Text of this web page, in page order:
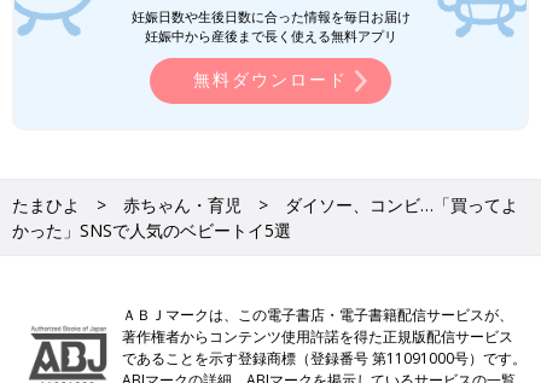
妊娠日数や生後日数に合った情報を毎日お届け
妊娠中から産後まで長く使える無料アプリ
無料ダウンロード
たまひよ 赤ちゃん・育児
ダイソー、コンビ…「買ってよ
かった」SNSで人気のベビートイ5選
ＡＢＪマークは、この電子書店・電子書籍配信サービスが、
著作権者からコンテンツ使用許諾を得た正規版配信サービス
であることを示す登録商標（登録番号 第11091000号）です。